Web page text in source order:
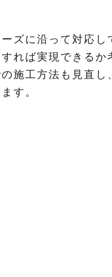
ズに沿って対応し
れば実現できるか
施工方法も見直し
す。